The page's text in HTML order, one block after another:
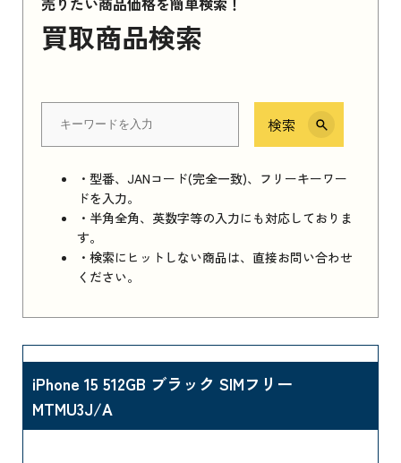
買取商品検索
検索
・型番、JANコード(完全一致)、フリーキーワー
ドを入力。
・半角全角、英数字等の入力にも対応しておりま
す。
・検索にヒットしない商品は、直接お問い合わせ
ください。
iPhone 15 512GB ブラック SIMフリー
MTMU3J/A